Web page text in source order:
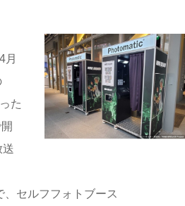
月
た
送
セルフフォトブース